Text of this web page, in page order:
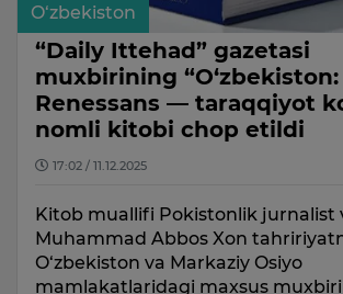
O‘zbekiston
“Daily Ittehad” gazetasi
muxbirining
Renessans — taraqqiyot
nomli kitobi chop etildi
17:02 / 11.12.2025
Kitob muallifi Pokistonlik jurnalist
Muhammad Abbos Xon
O‘zbekiston va Markaziy Osiyo
mamlakatlaridagi maxsus